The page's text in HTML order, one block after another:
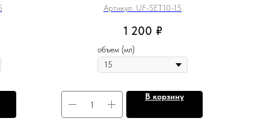
Артикул: UF-SET10-15
1 200 ₽
объем (мл)
В корзину